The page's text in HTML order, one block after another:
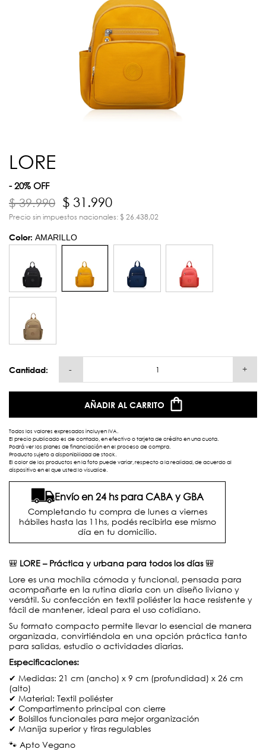
LORE
- 20% OFF
$ 39.990 $ 31.990
Precio sin impuestos nacionales: $ 26.438,02
Color: AMARILLO
Cantidad: - +
AÑADIR AL CARRITO
Todos los valores expresados incluyen IVA.
El precio publicado es de contado, en efectivo o tarjeta de crédito en una cuota.
Podrá ver los planes de financiación en el proceso de compra.
Producto sujeto a disponibilidad de stock.
El color de los productos en la foto puede variar, respecto a la realidad, de acuerdo al
dispositivo en el que usted lo visualice.
Envío en 24 hs para CABA y GBA
Completando tu compra de lunes a viernes
hábiles hasta las 11hs, podés recibirla ese mismo
día en tu domicilio.
🎒 LORE – Práctica y urbana para todos los días🎒
Lore es una mochila cómoda y funcional, pensada para
acompañarte en la rutina diaria con un diseño liviano y
versátil. Su confección en textil poliéster la hace resistente y
fácil de mantener, ideal para el uso cotidiano.
Su formato compacto permite llevar lo esencial de manera
organizada, convirtiéndola en una opción práctica tanto
para salidas, estudio o actividades diarias.
Especificaciones:
✔ Medidas: 21 cm (ancho) x 9 cm (profundidad) x 26 cm
(alto)
✔ Material: Textil poliéster
✔ Compartimento principal con cierre
✔ Bolsillos funcionales para mejor organización
✔ Manija superior y tiras regulables
🐾 Apto Vegano